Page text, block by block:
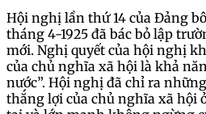
Hội nghị lần thứ 14 của Đảng
tháng 4-1925 đã bác bỏ lập
mới. Nghị quyết của hội nghị
của chủ nghĩa xã hội là khả
nước”. Hội nghị đã chỉ ra
thắng lợi của chủ nghĩa xã hội